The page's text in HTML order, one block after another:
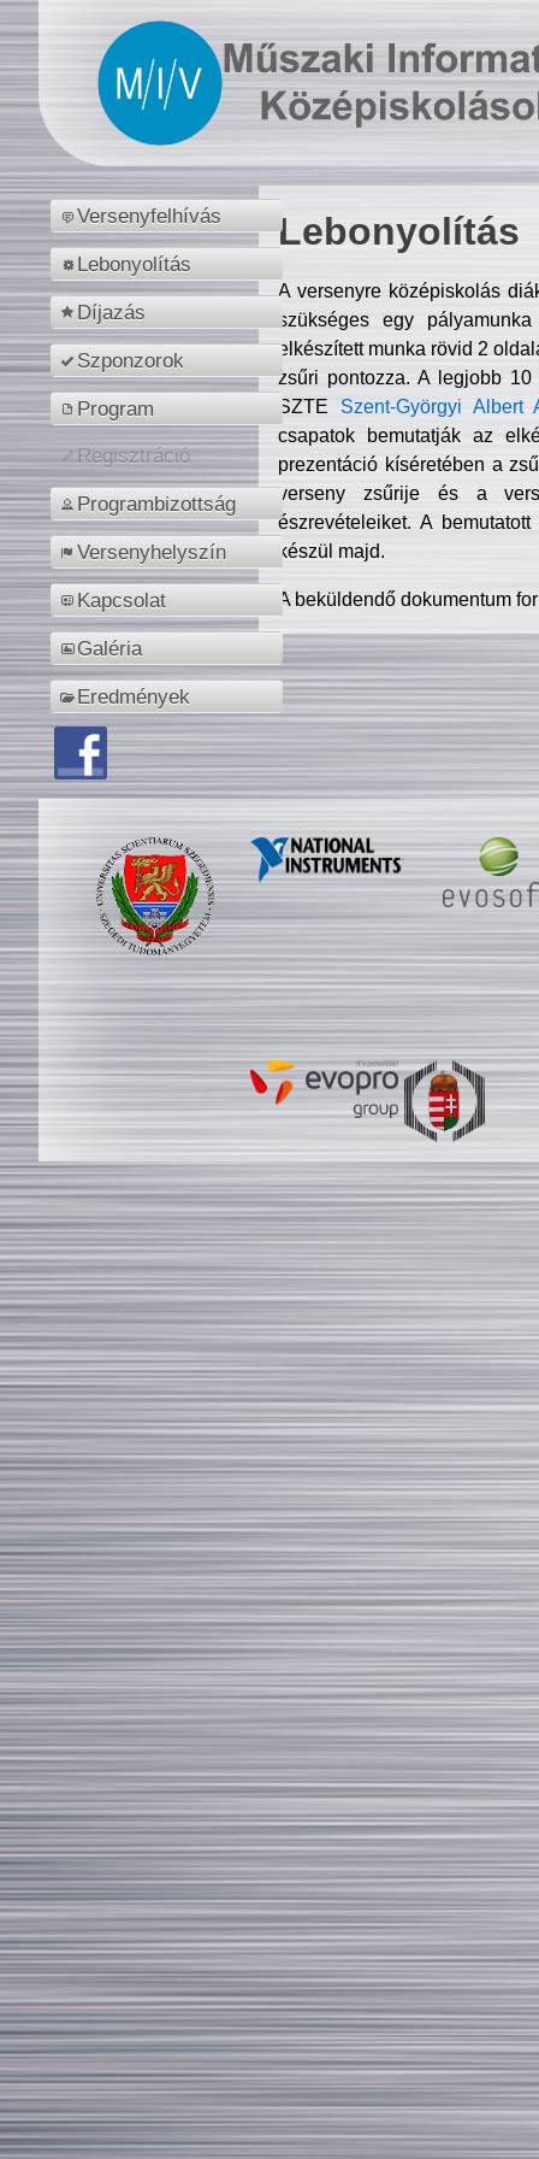
Versenyfelhívás
Lebonyolítás
Díjazás
Szponzorok
Program
Regisztráció
Programbizottság
Versenyhelyszín
Kapcsolat
Galéria
Eredmények
Lebonyolítás
A versenyre középiskolás
szükséges egy
elkészített munka rövid 2
zsűri pontozza. A legjobb
SZTE Szent-Györgyi Albert
csapatok bemutatják az
prezentáció kíséretében a
verseny zsűrije és a
észrevételeiket. A
készül majd.
A beküldendő dokumentum